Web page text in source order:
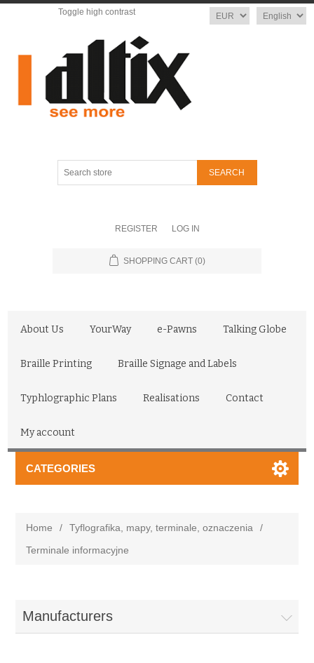
Language
Currency
Toggle high contrast
REGISTER LOG IN
SHOPPING CART (0)
About Us YourWay e-Pawns Talking Globe
Braille Printing Braille Signage and Labels
Typhlographic Plans Realisations Contact
My account
CATEGORIES
Home / Tyflografika, mapy, terminale, oznaczenia
/
Terminale informacyjne
Manufacturers